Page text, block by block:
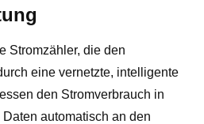
Stromzähler, die den
eine vernetzte, intelligente
den Stromverbrauch in
automatisch an den